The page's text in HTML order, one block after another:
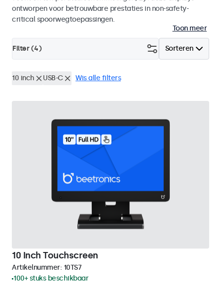
ontworpen voor betrouwbare prestaties in non-safety-
critical spoorwegtoepassingen.
Toon meer
Sorteren
Filter (4)
10 inch USB-C Wis alle filters
10 Inch Touchscreen
Artikelnummer: 10TS7
100+ stuks beschikbaar